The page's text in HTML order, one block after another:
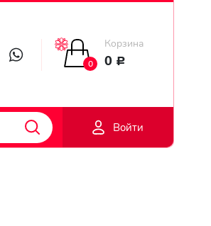
Доставка
0
Корзина
0 Р
Войти